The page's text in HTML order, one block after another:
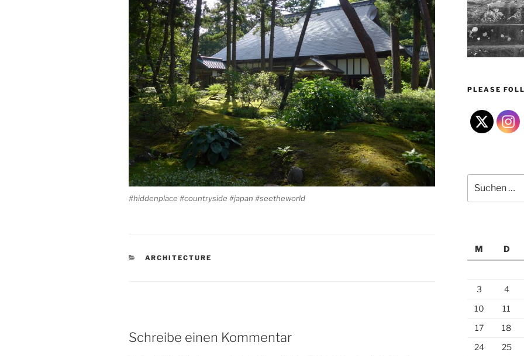
#hiddenplace #countryside #japan #seetheworld
KATEGORIEN
ARCHITECTURE
Schreibe einen Kommentar
PLEASE
nach:
M D
3
4
10
11
17
18
24
25